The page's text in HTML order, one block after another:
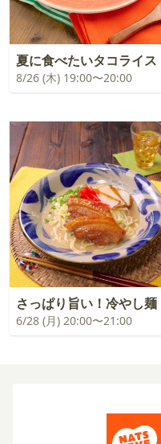
夏に食べたいタコライス
8/26 (木) 19:00〜20:00
さっぱり旨い！冷やし麺
6/28 (月) 20:00〜21:00